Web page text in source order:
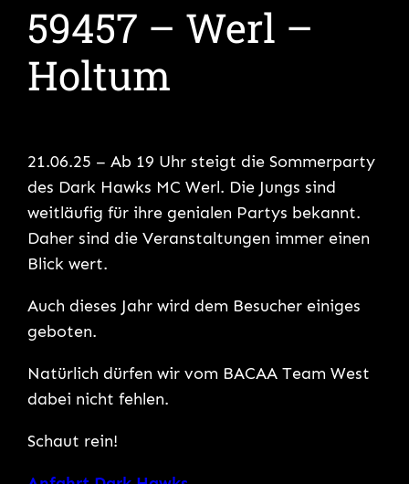
59457 – Werl –
Holtum
21.06.25 – Ab 19 Uhr steigt die Sommerparty
des Dark Hawks MC Werl. Die Jungs sind
weitläufig für ihre genialen Partys bekannt.
Daher sind die Veranstaltungen immer einen
Blick wert.
Auch dieses Jahr wird dem Besucher einiges
geboten.
Natürlich dürfen wir vom BACAA Team West
dabei nicht fehlen.
Schaut rein!